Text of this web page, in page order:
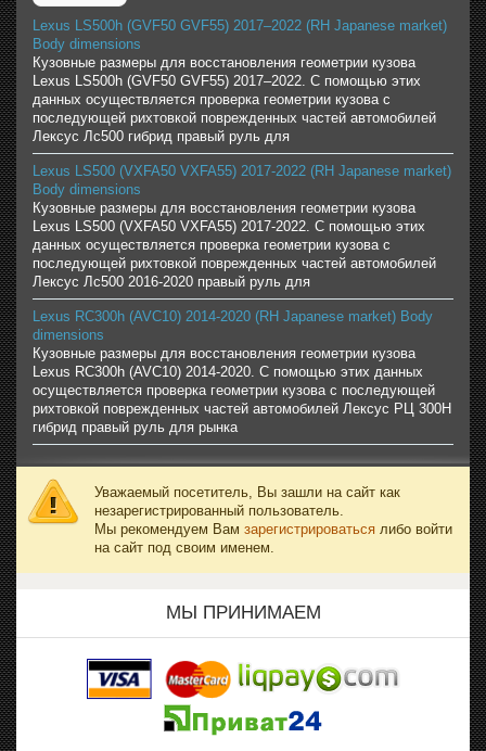
Lexus LS500h (GVF50 GVF55) 2017–2022 (RH Japanese market)
Body dimensions
Кузовные размеры для восстановления геометрии кузова
Lexus LS500h (GVF50 GVF55) 2017–2022. С помощью этих
данных осуществляется проверка геометрии кузова с
последующей рихтовкой поврежденных частей автомобилей
Лексус Лс500 гибрид правый руль для
Lexus LS500 (VXFA50 VXFA55) 2017-2022 (RH Japanese market)
Body dimensions
Кузовные размеры для восстановления геометрии кузова
Lexus LS500 (VXFA50 VXFA55) 2017-2022. С помощью этих
данных осуществляется проверка геометрии кузова с
последующей рихтовкой поврежденных частей автомобилей
Лексус Лс500 2016-2020 правый руль для
Lexus RC300h (AVC10) 2014-2020 (RH Japanese market) Body
dimensions
Кузовные размеры для восстановления геометрии кузова
Lexus RC300h (AVC10) 2014-2020. С помощью этих данных
осуществляется проверка геометрии кузова с последующей
рихтовкой поврежденных частей автомобилей Лексус РЦ 300H
гибрид правый руль для рынка
Уважаемый посетитель, Вы зашли на сайт как
незарегистрированный пользователь.
Мы рекомендуем Вам зарегистрироваться либо войти
на сайт под своим именем.
МЫ ПРИНИМАЕМ